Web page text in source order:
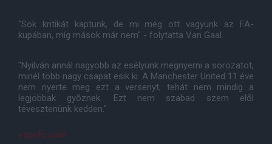
"Sok kritikát kaptunk, de mi még ott vagyunk az FA-
kupában, míg mások már nem" - folytatta Van Gaal.
"Nyilván annál nagyobb az esélyünk megnyerni a sorozatot,
minél több nagy csapat esik ki. A Manchester United 11 éve
nem nyerte meg ezt a versenyt, tehát nem mindig a
legjobbak gyõznek. Ezt nem szabad szem elõl
tévesztenünk kedden."
espnfc.com